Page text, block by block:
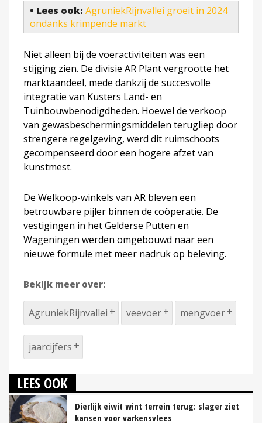
• Lees ook: AgruniekRijnvallei groeit in 2024
ondanks krimpende markt
Niet alleen bij de voeractiviteiten was een
stijging zien. De divisie AR Plant vergrootte het
marktaandeel, mede dankzij de succesvolle
integratie van Kusters Land- en
Tuinbouwbenodigdheden. Hoewel de verkoop
van gewasbeschermingsmiddelen terugliep door
strengere regelgeving, werd dit ruimschoots
gecompenseerd door een hogere afzet van
kunstmest.
De Welkoop-winkels van AR bleven een
betrouwbare pijler binnen de coöperatie. De
vestigingen in het Gelderse Putten en
Wageningen werden omgebouwd naar een
nieuwe formule met meer nadruk op beleving.
Bekijk meer over:
AgruniekRijnvallei veevoer mengvoer
jaarcijfers
LEES OOK
Dierlijk eiwit wint terrein terug: slager ziet
kansen voor varkensvlees